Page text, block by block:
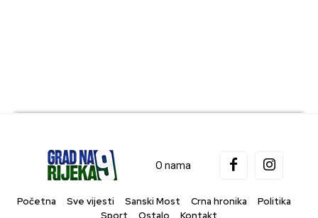
O nama
Početna Sve vijesti Sanski Most Crna hronika
Politika
Sport
Ostalo Kontakt